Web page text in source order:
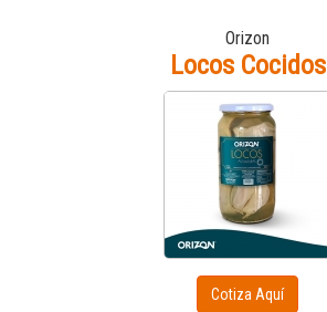
Orizon
Locos Cocidos
Cotiza Aquí